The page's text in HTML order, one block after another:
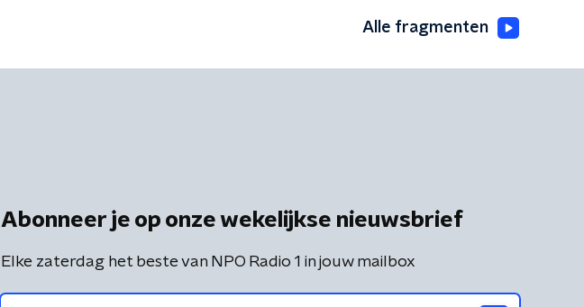
Alle fragmenten
Abonneer je op onze wekelijkse nieuwsbrief
Elke zaterdag het beste van NPO Radio 1 in jouw mailbox